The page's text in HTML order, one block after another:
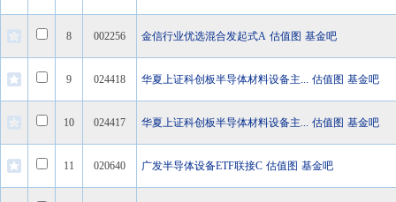
8 002256 金信行业优选混合发起式A 估值图 基金吧
9 024418 华夏上证科创板半导体材料设备主... 估值图 基金吧
10 024417 华夏上证科创板半导体材料设备主... 估值图 基金吧
11 020640 广发半导体设备ETF联接C 估值图 基金吧